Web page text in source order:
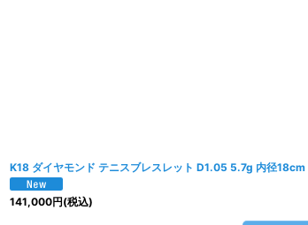
K18 ダイヤモンド テニスブレスレット D1.05 5.7g 内径18cm
141,000円(税込)